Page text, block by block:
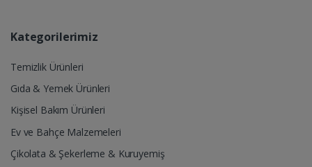
Kategorilerimiz
Temizlik Ürünleri
Gıda & Yemek Ürünleri
Kişisel Bakım Ürünleri
Ev ve Bahçe Malzemeleri
Çikolata & Şekerleme & Kuruyemiş